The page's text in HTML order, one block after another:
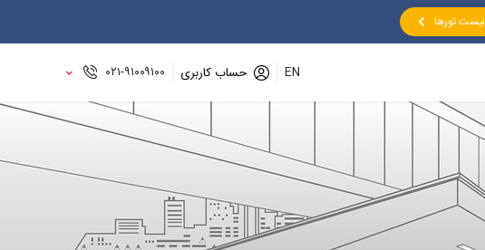
لیست تورها
EN حساب کاربری ۰۲۱-۹۱۰۰۹۱۰۰